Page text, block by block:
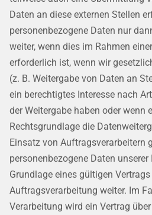
Daten an diese externen Stellen
personenbezogene Daten nur
weiter, wenn dies im Rahmen
erforderlich ist, wenn wir
(z. B. Weitergabe von Daten an
ein berechtigtes Interesse nach
der Weitergabe haben oder wenn
Rechtsgrundlage die
Einsatz von Auftragsverarbeitern
personenbezogene Daten
Grundlage eines gültigen
Auftragsverarbeitung weiter. Im
Verarbeitung wird ein Vertrag